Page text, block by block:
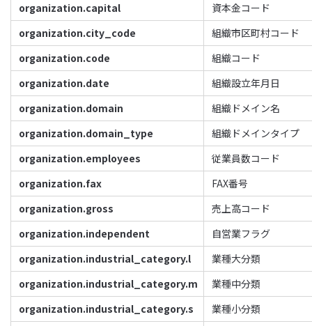
organization.capital
資本金コード
organization.city_code
組織市区町村コード
organization.code
組織コード
organization.date
組織設立年月日
organization.domain
組織ドメイン名
organization.domain_type
組織ドメインタイプ
organization.employees
従業員数コード
organization.fax
FAX番号
organization.gross
売上高コード
organization.independent
自営業フラグ
organization.industrial_category.l
業種大分類
organization.industrial_category.m
業種中分類
organization.industrial_category.s
業種小分類